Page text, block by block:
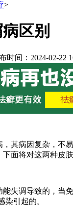
>
区别
间：2024-02-22
其病因复杂，不
面将对这两种皮
失调导致的，当
染引起的。